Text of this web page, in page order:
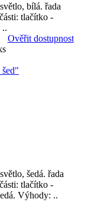
bílá. řada
tlačítko -
..
Ověřit dostupnost
šedá. řada
tlačítko -
Výhody: ..